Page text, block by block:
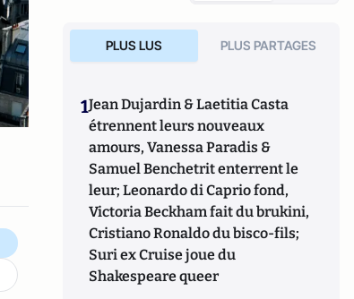
PLUS LUS PLUS PARTAGES
1Jean Dujardin & Laetitia Casta
étrennent leurs nouveaux
amours, Vanessa Paradis &
Samuel Benchetrit enterrent le
leur; Leonardo di Caprio fond,
Victoria Beckham fait du brukini,
Cristiano Ronaldo du bisco-fils;
Suri ex Cruise joue du
Shakespeare queer